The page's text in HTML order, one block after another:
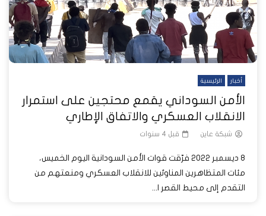
أخبار الرئيسية
الأمن السوداني يقمع محتجين على استمرار
الانقلاب العسكري والاتفاق الإطاري
شبكة عاين قبل 4 سنوات
8 ديسمبر 2022 فرّقت قوات الأمن السودانية اليوم الخميس،
مئات المتظاهرين المناوئين للانقلاب العسكري ومنعتهم من
التقدم إلى محيط القصر ا...